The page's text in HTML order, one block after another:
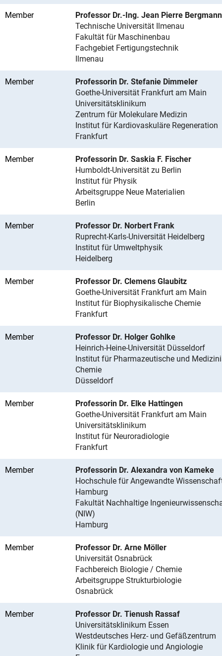
Member
Professor Dr.-Ing. Jean Pierre Bergmann
Technische Universität Ilmenau
Fakultät für Maschinenbau
Fachgebiet Fertigungstechnik
Ilmenau
Member
Professorin Dr. Stefanie Dimmeler
Goethe-Universität Frankfurt am Main
Universitätsklinikum
Zentrum für Molekulare Medizin
Institut für Kardiovaskuläre Regeneration
Frankfurt
Member
Professorin Dr. Saskia F. Fischer
Humboldt-Universität zu Berlin
Institut für Physik
Arbeitsgruppe Neue Materialien
Berlin
Member
Professor Dr. Norbert Frank
Ruprecht-Karls-Universität Heidelberg
Institut für Umweltphysik
Heidelberg
Member
Professor Dr. Clemens Glaubitz
Goethe-Universität Frankfurt am Main
Institut für Biophysikalische Chemie
Frankfurt
Member
Professor Dr. Holger Gohlke
Heinrich-Heine-Universität Düsseldorf
Institut für Pharmazeutische und
Chemie
Düsseldorf
Member
Professorin Dr. Elke Hattingen
Goethe-Universität Frankfurt am Main
Universitätsklinikum
Institut für Neuroradiologie
Frankfurt
Member
Professorin Dr. Alexandra von Kameke
Hochschule für Angewandte
Hamburg
Fakultät Nachhaltige
(NIW)
Hamburg
Member
Professor Dr. Arne Möller
Universität Osnabrück
Fachbereich Biologie / Chemie
Arbeitsgruppe Strukturbiologie
Osnabrück
Member
Professor Dr. Tienush Rassaf
Universitätsklinikum Essen
Westdeutsches Herz- und Gefäßzentrum
Klinik für Kardiologie und Angiologie